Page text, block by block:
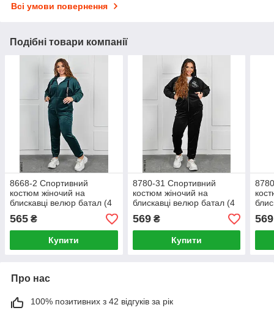
Всі умови повернення
Подібні товари компанії
8668-2 Спортивний
костюм жіночий на
блискавці велюр батал (4
од: 54,56,58,60)
565 ₴
Купити
8780-31 Спортивний
костюм жіночий на
блискавці велюр батал (4
од: 54,56,58,60)
569₴
Купити
од:
569
Про нас
100% позитивних з 42 відгуків за рік